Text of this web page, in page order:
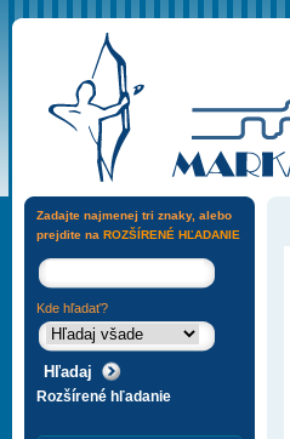
Zadajte najmenej tri znaky, alebo
prejdite na ROZŠÍRENÉ HĽADANIE
Kde hľadať?
Rozšírené hľadanie